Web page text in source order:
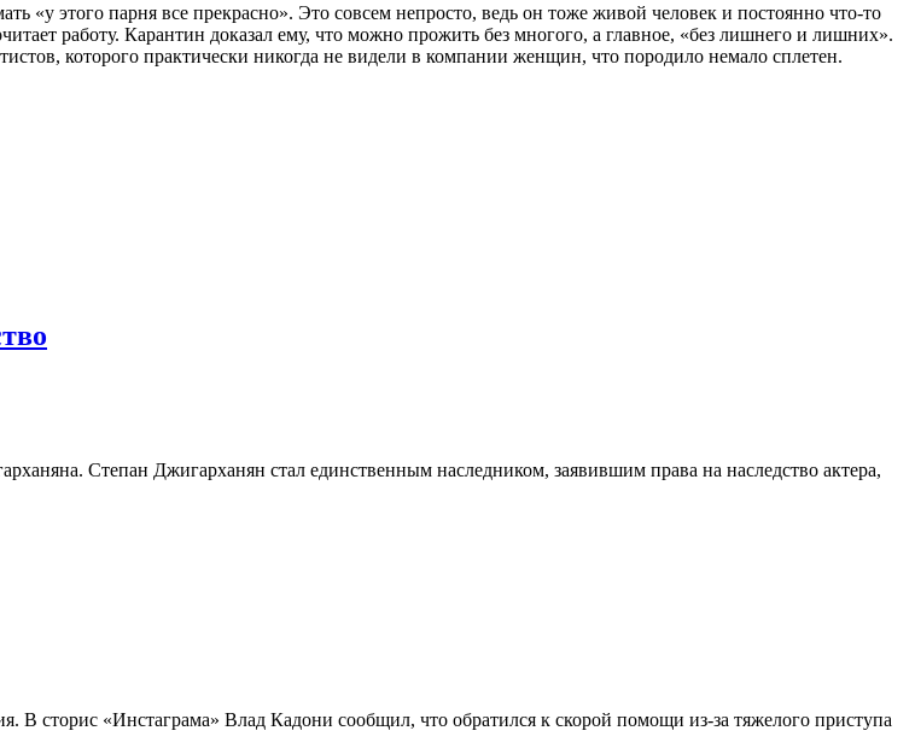
этого парня все прекрасно». Это совсем непросто, ведь он тоже живой человек и постоянно что-то
работу. Карантин доказал ему, что можно прожить без многого, а главное, «без лишнего и лишних».
которого практически никогда не видели в компании женщин, что породило немало сплетен.
Степан Джигарханян стал единственным наследником, заявившим права на наследство актера,
В сторис «Инстаграма» Влад Кадони сообщил, что обратился к скорой помощи из-за тяжелого приступа